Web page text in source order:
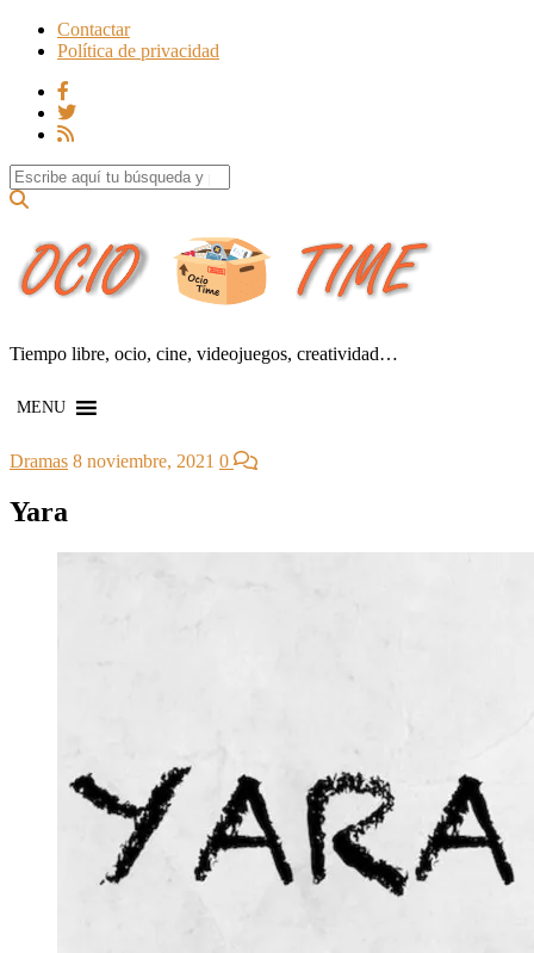
Contactar
Política de privacidad
Search for:
Tiempo libre, ocio, cine, videojuegos, creatividad…
MENU
Dramas 8 noviembre, 2021 0
Yara